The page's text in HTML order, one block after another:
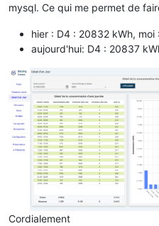
mysql. Ce qui me permet de
hier : D4 : 20832 kWh, moi
aujourd'hui: D4 : 20837
Cordialement